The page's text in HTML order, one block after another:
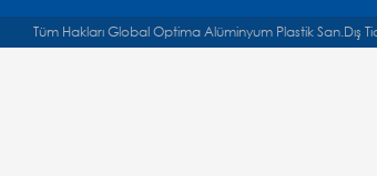
Tüm Hakları Global Optima Alüminyum Plastik San.Dış